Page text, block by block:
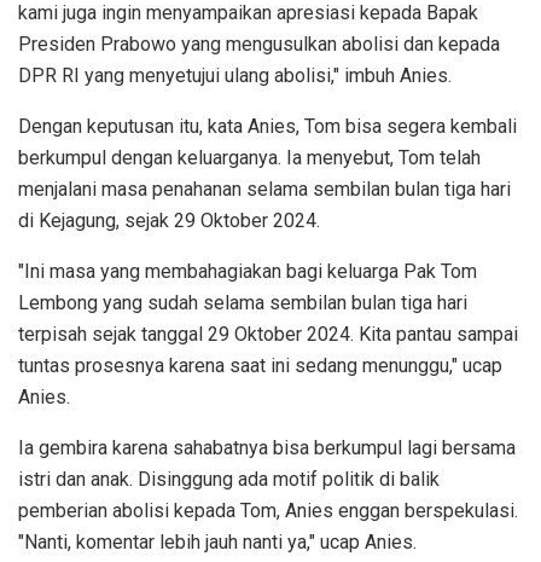
kami juga ingin menyampaikan apresiasi kepada Bapak
Presiden Prabowo yang mengusulkan abolisi dan kepada
DPR RI yang menyetujui ulang abolisi," imbuh Anies.
Dengan keputusan itu, kata Anies, Tom bisa segera kembali
berkumpul dengan keluarganya. Ia menyebut, Tom telah
menjalani masa penahanan selama sembilan bulan tiga hari
di Kejagung, sejak 29 Oktober 2024.
"Ini masa yang membahagiakan bagi keluarga Pak Tom
Lembong yang sudah selama sembilan bulan tiga hari
terpisah sejak tanggal 29 Oktober 2024. Kita pantau sampai
tuntas prosesnya karena saat ini sedang menunggu," ucap
Anies.
Ia gembira karena sahabatnya bisa berkumpul lagi bersama
istri dan anak. Disinggung ada motif politik di balik
pemberian abolisi kepada Tom, Anies enggan berspekulasi.
"Nanti, komentar lebih jauh nanti ya," ucap Anies.